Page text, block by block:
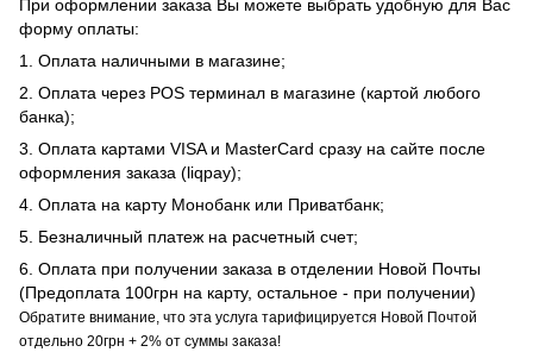
При оформлении заказа Вы можете выбрать удобную для Вас
форму оплаты:
1. Оплата наличными в магазине;
2. Оплата через POS терминал в магазине (картой любого
банка);
3. Оплата картами VISA и MasterCard сразу на сайте после
оформления заказа (liqpay);
4. Оплата на карту Монобанк или Приватбанк;
5. Безналичный платеж на расчетный счет;
6. Оплата при получении заказа в отделении Новой Почты
(Предоплата 100грн на карту, остальное - при получении)
Обратите внимание, что эта услуга тарифицируется Новой Почтой
отдельно 20грн + 2% от суммы заказа!